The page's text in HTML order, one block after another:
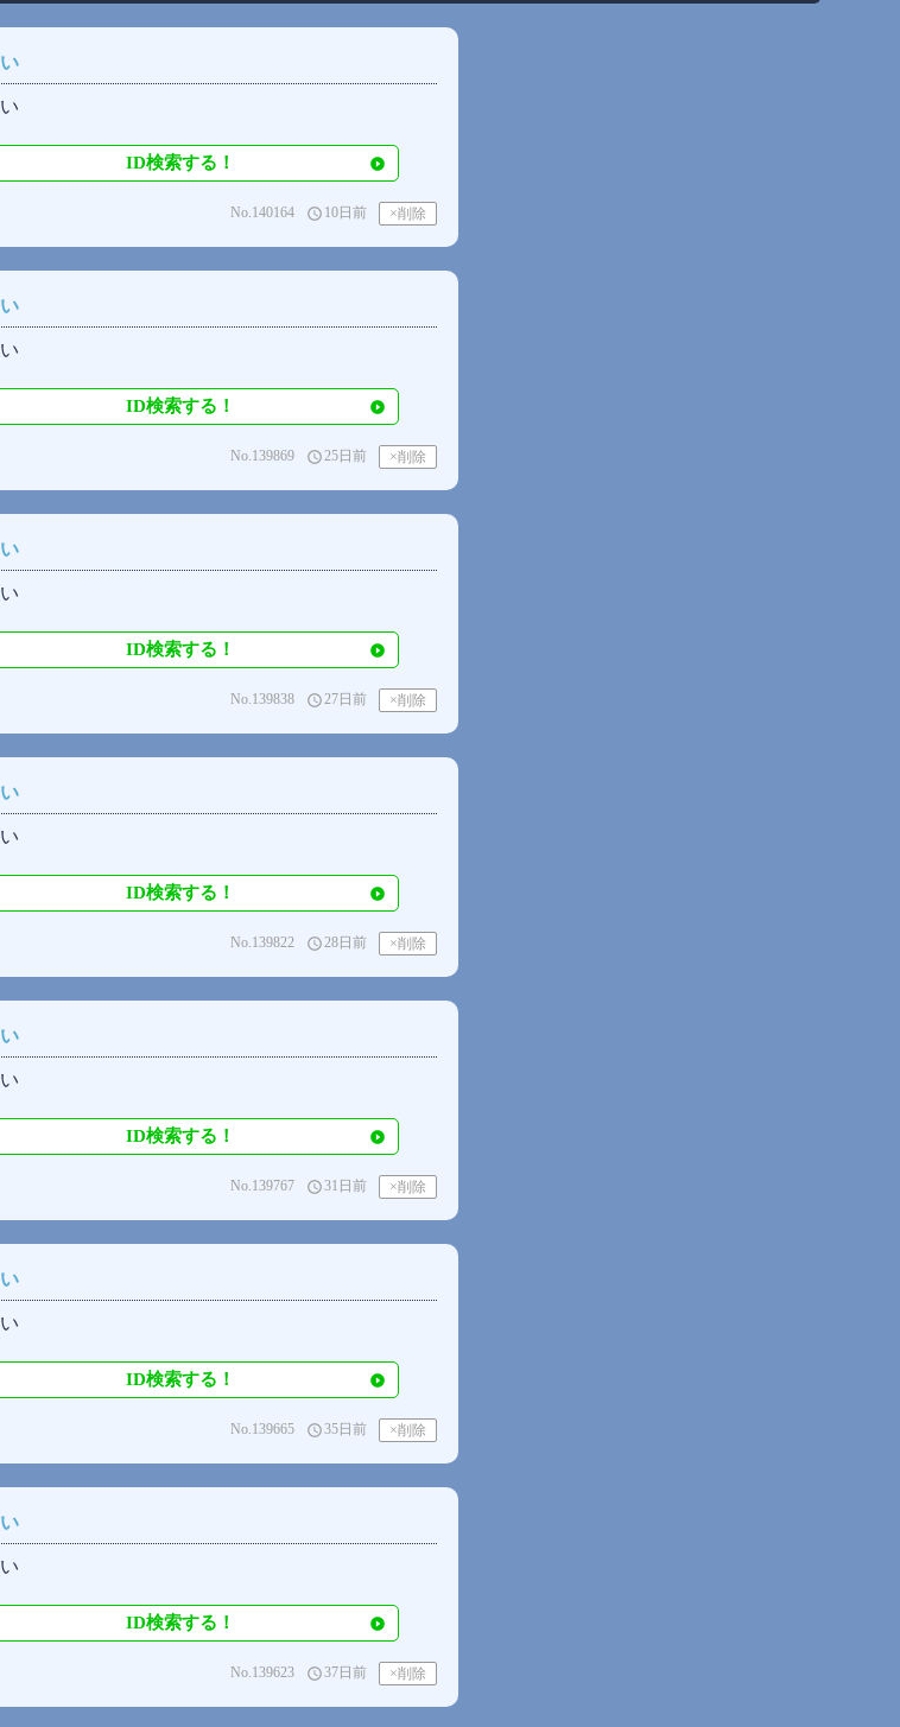
ID検索する！
access_time 10日前
No.140164
ID検索する！
access_time25日前
No.139869
ID検索する！
access_time27日前
No.139838
ID検索する！
access_time28日前
No.139822
ID検索する！
access_time31日前
No.139767
ID検索する！
access_time35日前
No.139665
ID検索する！
access_time37日前
No.139623